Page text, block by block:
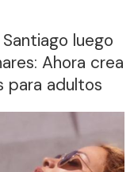
luego
Ahora crea
para adultos